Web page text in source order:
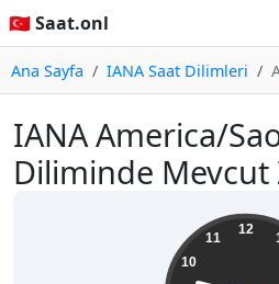
🇹🇷 Saat.onl
Ana Sayfa IANA Saat Dilimleri
IANA America/
Diliminde Mevcut
12
10
11